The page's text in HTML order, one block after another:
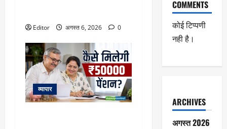
Editor अगस्त 6, 2026 0
व्यापार
COMMENTS
कोई टिप्पणी
नही है।
ARCHIVES
अगस्त 2026